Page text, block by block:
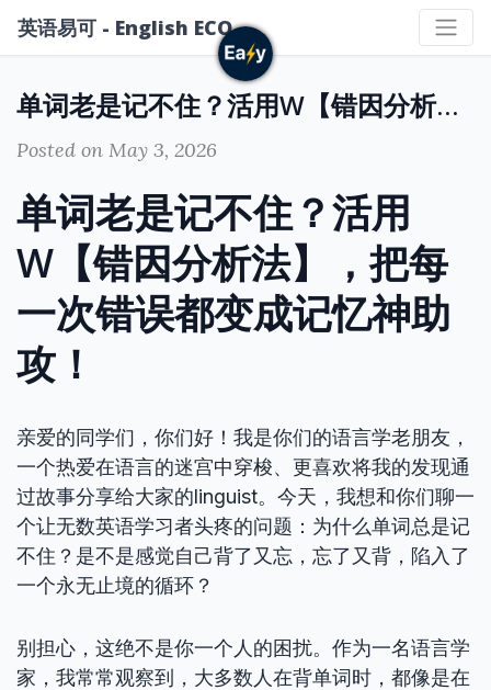
英语易可 - English ECO
单词老是记不住？活用W【错因分析法】，把每一次错误都变成记忆神助攻！
Posted on May 3, 2026
单词老是记不住？活用
W【错因分析法】，把每
一次错误都变成记忆神助
攻！
亲爱的同学们，你们好！我是你们的语言学老朋友，
一个热爱在语言的迷宫中穿梭、更喜欢将我的发现通
过故事分享给大家的linguist。今天，我想和你们聊一
个让无数英语学习者头疼的问题：为什么单词总是记
不住？是不是感觉自己背了又忘，忘了又背，陷入了
一个永无止境的循环？
别担心，这绝不是你一个人的困扰。作为一名语言学
家，我常常观察到，大多数人在背单词时，都像是在